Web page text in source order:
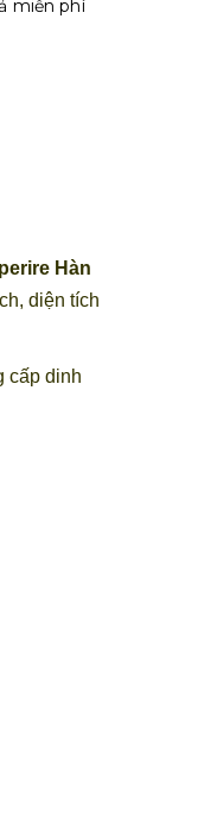
miễn phí
Hàn
diện tích
cấp dinh